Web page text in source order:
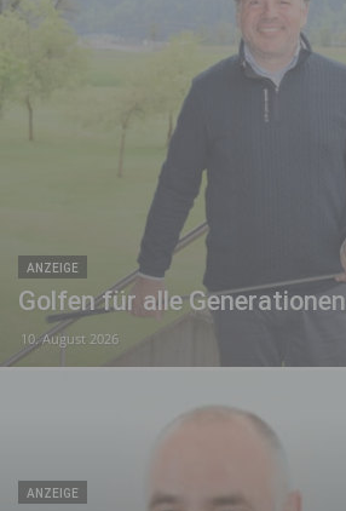
ANZEIGE
Golfen für alle Generationen
10. August 2026
ANZEIGE